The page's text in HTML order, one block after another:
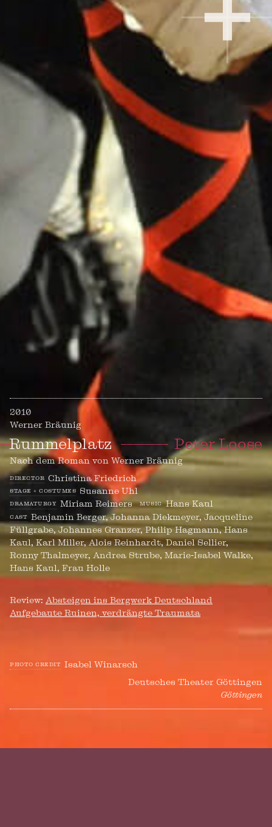
2010
Werner Bräunig
Rummelplatz –––––––– Peter Loose
Nach dem Roman von Werner Bräunig
director Christina Friedrich
stage + costumes Susanne Uhl
dramaturgy Miriam Reimers musicHans Kaul
cast Benjamin Berger, Johanna Diekmeyer, Jacqueline
Füllgrabe, Johannes Granzer, Philip Hagmann, Hans
Kaul, Karl Miller, Alois Reinhardt, Daniel Sellier,
Ronny Thalmeyer, Andrea Strube, Marie-Isabel Walke,
Hans Kaul, Frau Holle
Review: Absteigen ins Bergwerk Deutschland
Aufgebaute Ruinen, verdrängte Traumata
photo credit Isabel Winarsch
Deutsches Theater Göttingen
Göttingen